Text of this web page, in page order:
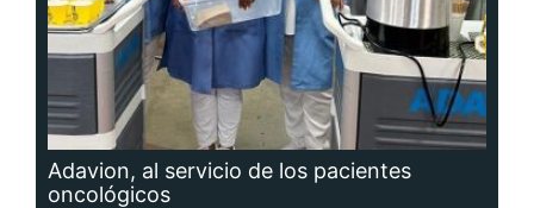
Adavion, al servicio de los pacientes
oncológicos